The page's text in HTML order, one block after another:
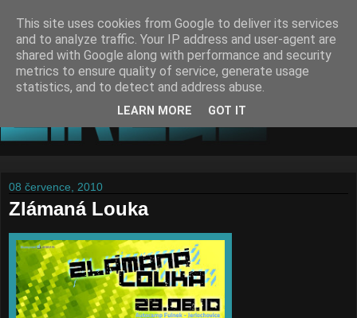
08 července, 2010
Zlámaná Louka
This site uses cookies from Google to deliver its services
and to analyze traffic. Your IP address and user-agent are
shared with Google along with performance and security
metrics to ensure quality of service, generate usage
statistics, and to detect and address abuse.
LEARN MORE GOT IT